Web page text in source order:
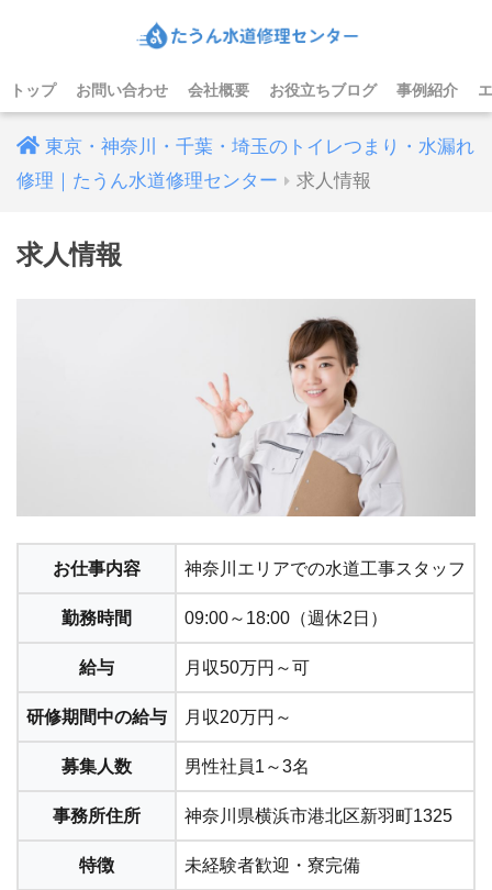
トップ お問い合わせ 会社概要 お役立ちブログ 事例紹介
東京・神奈川・千葉・埼玉のトイレつまり・水漏れ
修理｜たうん水道修理センター
求人情報
求人情報
お仕事内容 神奈川エリアでの水道工事スタッフ
勤務時間 09:00～18:00（週休2日）
給与 月収50万円～可
研修期間中の給与 月収20万円～
募集人数 男性社員1～3名
事務所住所 神奈川県横浜市港北区新羽町1325
特徴 未経験者歓迎・寮完備